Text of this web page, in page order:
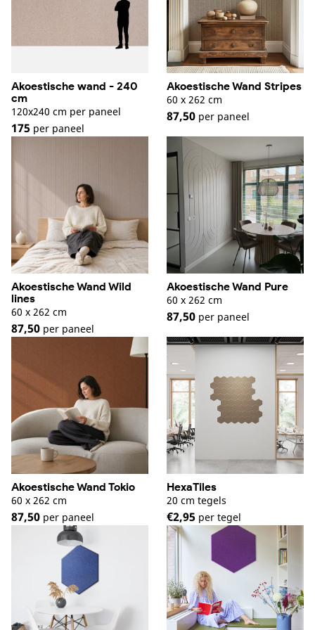
Akoestische wand - 240
cm
120x240 cm per paneel
175 per paneel
Akoestische Wand Stripes
60 x 262 cm
87,50 per paneel
Akoestische Wand Wild
lines
60 x 262 cm
87,50 per paneel
Akoestische Wand Pure
60 x 262 cm
87,50 per paneel
Akoestische Wand Tokio
60 x 262 cm
87,50 per paneel
HexaTiles
20 cm tegels
€2,95 per tegel